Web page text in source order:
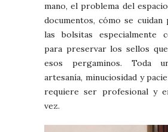
mano, el problema del
documentos, cómo se cuidan
las bolsitas especialmente
para preservar los sellos
esos pergaminos. Toda
artesanía, minuciosidad y
requiere ser profesional y
vez.